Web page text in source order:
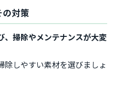
の対策
、掃除やメンテナンスが大変
しやすい素材を選びましょ